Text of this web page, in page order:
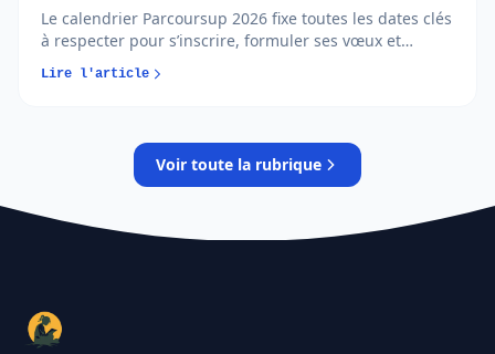
Le calendrier Parcoursup 2026 fixe toutes les dates clés
à respecter pour s’inscrire, formuler ses vœux et
répondre aux propositions. Comprendre chaque phase
permet d’éviter les erreurs et de sécuriser son
Lire l'article
Voir toute la rubrique